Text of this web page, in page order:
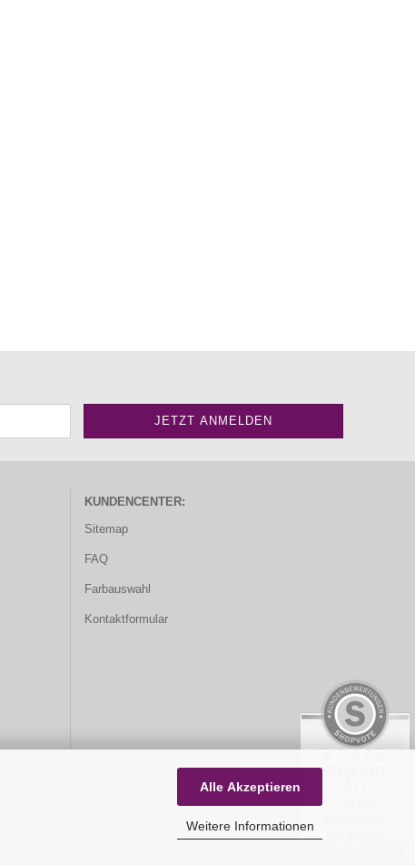
Alle Akzeptieren
Weitere Informationen
KUNDENCENTER:
Sitemap
FAQ
Farbauswahl
Kontaktformular
SEHR GUT